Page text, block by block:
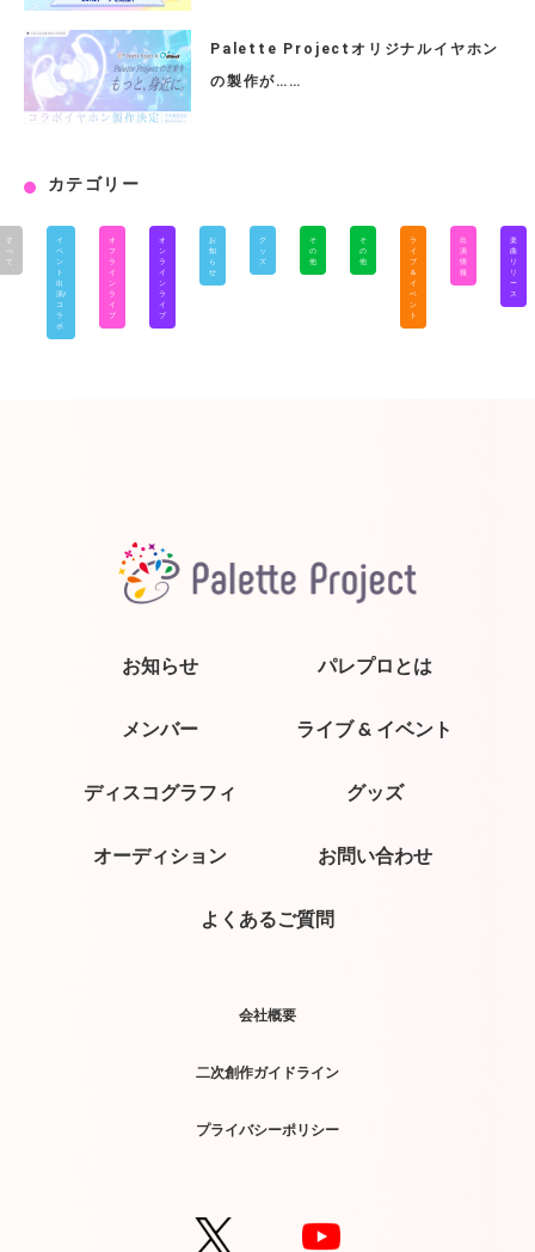
Palette Projectオリジナルイヤホン
の製作が……
カテゴリー
す
べ
て
イ
ベ
ン
ト
出
演/
コ
ラ
ボ
オ
フ
ラ
イ
ン
ラ
イ
ブ
オ
ン
ラ
イ
ン
ラ
イ
ブ
お
知
ら
せ
グ
ッ
ズ
そ
の
他
そ
の
他
ラ
イ
ブ
＆
イ
ベ
ン
ト
出
演
情
報
楽
曲
リ
リ
ー
ス
お知らせ パレプロとは
メンバー ライブ & イベント
ディスコグラフィ グッズ
オーディション お問い合わせ
よくあるご質問
会社概要
二次創作ガイドライン
プライバシーポリシー